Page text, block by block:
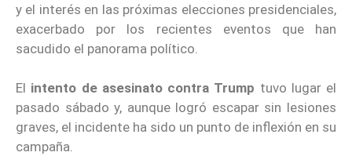
y el interés en las próximas elecciones presidenciales,
exacerbado por los recientes eventos que han
sacudido el panorama político.
El intento de asesinato contra Trump tuvo lugar el
pasado sábado y, aunque logró escapar sin lesiones
graves, el incidente ha sido un punto de inflexión en su
campaña.